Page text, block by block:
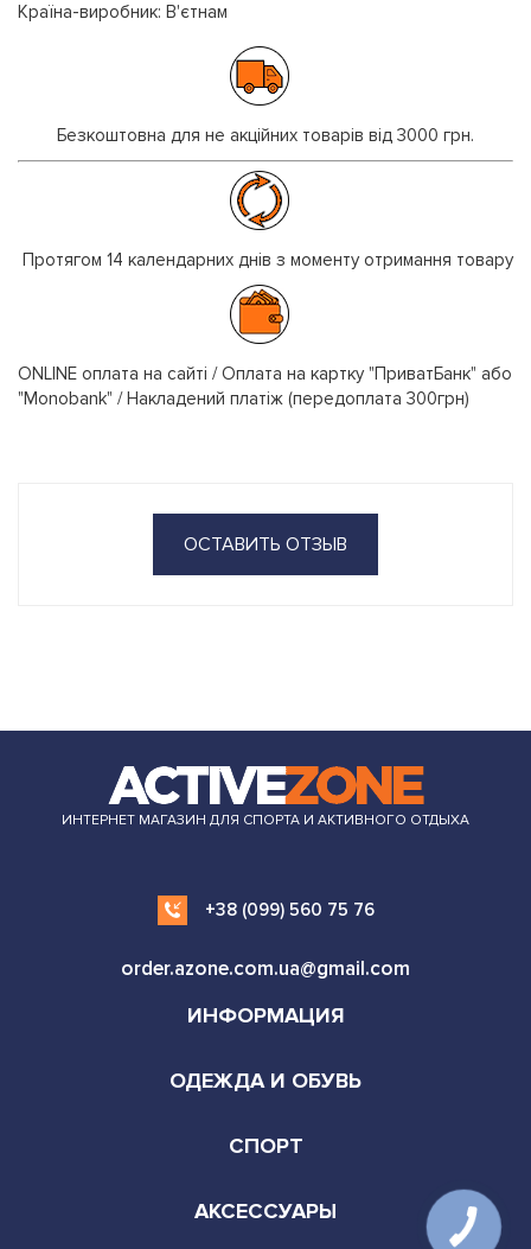
Країна-виробник: В'єтнам
Безкоштовна для не акційних товарів від 3000 грн.
Протягом 14 календарних днів з моменту отримання товару
ONLINE оплата на сайті / Оплата на картку "ПриватБанк" або
"Monobank" / Накладений платіж (передоплата 300грн)
ОСТАВИТЬ ОТЗЫВ
ИНТЕРНЕТ МАГАЗИН ДЛЯ СПОРТА И АКТИВНОГО ОТДЫХА
+38 (099) 560 75 76
order.azone.com.ua@gmail.com
ИНФОРМАЦИЯ
ОДЕЖДА И ОБУВЬ
СПОРТ
АКСЕССУАРЫ